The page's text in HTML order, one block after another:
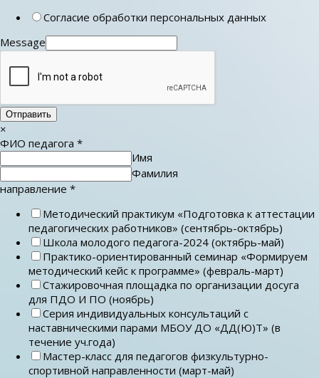
Согласие обработки персональных данных
Message
Отправить
×
ФИО педагога *
Имя
Фамилия
направление *
Методический практикум «Подготовка к аттестации
педагогических работников» (сентябрь-октябрь)
Школа молодого педагога-2024 (октябрь-май)
Практико-ориентированный семинар «Формируем
методический кейс к программе» (февраль-март)
Стажировочная площадка по организации досуга
для ПДО И ПО (ноябрь)
Серия индивидуальных консультаций с
наставническими парами МБОУ ДО «ДД(Ю)Т» (в
течение уч.года)
Мастер-класс для педагогов физкультурно-
спортивной направленности (март-май)